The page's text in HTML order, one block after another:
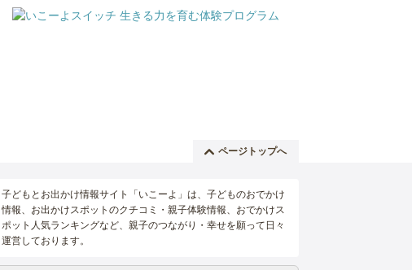
ページトップへ
子どもとお出かけ情報サイト「いこーよ」は、子どものおでかけ
情報、お出かけスポットのクチコミ・親子体験情報、おでかけス
ポット人気ランキングなど、親子のつながり・幸せを願って日々
運営しております。